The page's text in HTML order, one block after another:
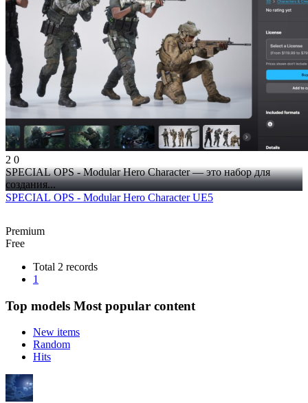
2 0
SPECIAL OPS - Modular Hero Character — это набор для
создания...
SPECIAL OPS - Modular Hero Character UE5
Premium
Free
Total 2 records
1
Top models Most popular content
New items
Random
Hits